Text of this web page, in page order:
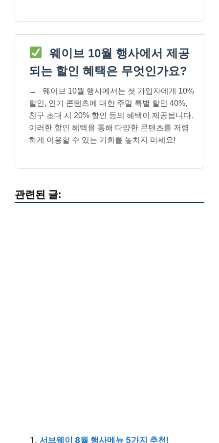
웨이브 10월 행사에서 제공
되는 할인 혜택은 무엇인가요?
→
웨이브 10월 행사에서는 첫 가입자에게 10%
할인, 인기 콘텐츠에 대한 주말 특별 할인 40%,
친구 초대 시 20% 할인 등의 혜택이 제공됩니다.
이러한 할인 혜택을 통해 다양한 콘텐츠를 저렴
하게 이용할 수 있는 기회를 놓치지 마세요!
관련된 글:
서브웨이 8월 행사메뉴 5가지 추천!